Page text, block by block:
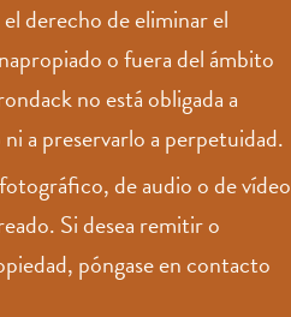
derecho de eliminar el
o fuera del ámbito
no está obligada a
a preservarlo a perpetuidad.
de audio o de vídeo
Si desea remitir o
póngase en contacto